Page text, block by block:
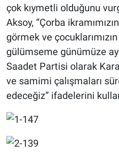
çok kıymetli olduğunu
Aksoy, “Çorba
görmek ve
gülümseme günümüze
Saadet Partisi olarak
ve samimi çalışmaları
edeceğiz” ifadelerini